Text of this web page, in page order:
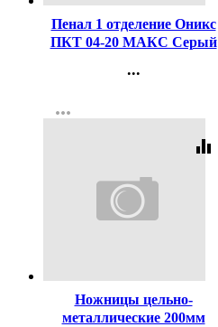
Пенал 1 отделение Оникс
ПКТ 04-20 МАКС Серый
полиэстер арт.87214
...
Регистрация
more_horiz
equalizer
Ножницы цельно-
металлические 200мм